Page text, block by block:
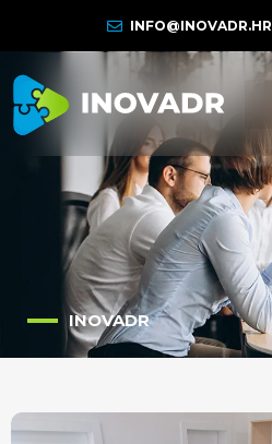
INFO@INOVADR.HR
INOVADR